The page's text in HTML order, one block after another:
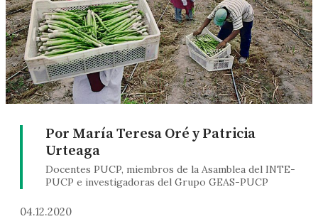
Por María Teresa Oré y Patricia
Urteaga
Docentes PUCP, miembros de la Asamblea del INTE-
PUCP e investigadoras del Grupo GEAS-PUCP
04.12.2020